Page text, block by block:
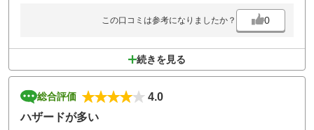
この口コミは参考になりましたか？ 0
続きを見る
総合評価
4.0
ハザードが多い